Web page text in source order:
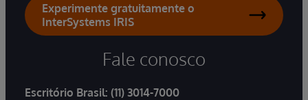
Experimente gratuitamente o
InterSystems IRIS
Fale conosco
Escritório Brasil: (11) 3014-7000